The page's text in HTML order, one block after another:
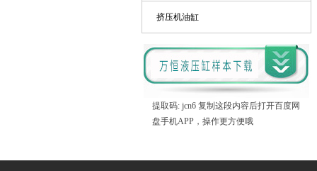
挤压机油缸
提取码: jcn6 复制这段内容后打开百度网
盘手机APP，操作更方便哦